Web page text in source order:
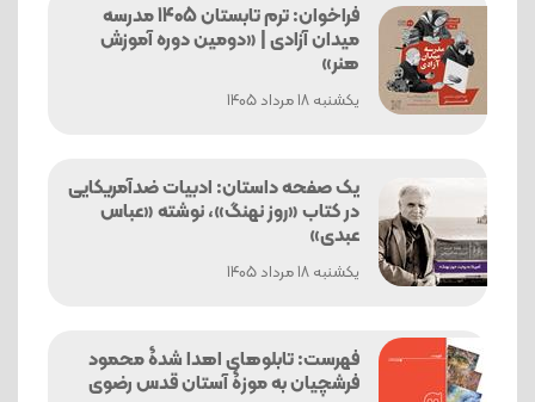
فراخوان: ترم تابستان 1405 مدرسه
میدان آزادی | «دومین دوره آموزش
هنر»
یکشنبه 18 مرداد 1405
یک صفحه داستان: ادبیات ضدآمریکایی
در کتاب «روز نهنگ»، نوشته «عباس
عبدی»
یکشنبه 18 مرداد 1405
فهرست: تابلوهای اهدا شدۀ محمود
فرشچیان به موزۀ آستان قدس رضوی